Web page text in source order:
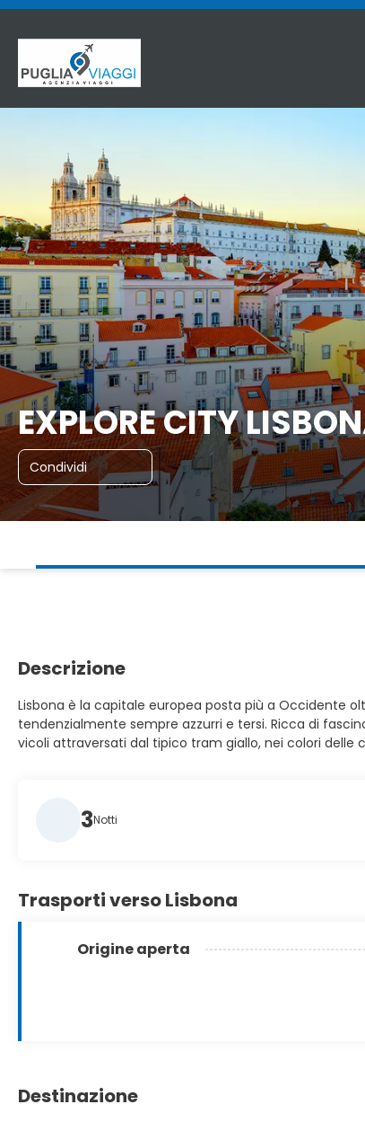
EXPLORE CITY
Condividi
Descrizione
Lisbona è la capitale europea posta più a Occidente
tendenzialmente sempre azzurri e tersi. Ricca di
vicoli attraversati dal tipico tram giallo, nei colori
3Notti
Trasporti verso Lisbona
Origine aperta
Destinazione